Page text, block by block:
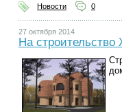
Новости 0
27 октября 2014
На